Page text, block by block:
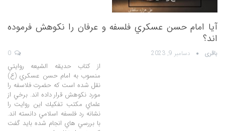
آیا امام حسن عسكري فلسفه و عرفان را نکوهش فرموده
اند؟
باقری دسامبر 9, 2023
از كتاب حديقه الشيعه روايتي
منسوب به امام حسن عسكري (ع)
نقل شده است كه حضرت فلاسفه را
مورد نكوهش قرار داده اند. برخي از
علماي مكتب تفكيك اين روايت را
نشانه رد فلسفه اسلامي دانسته اند.
با بررسي هاي انجام شده بايد گفت